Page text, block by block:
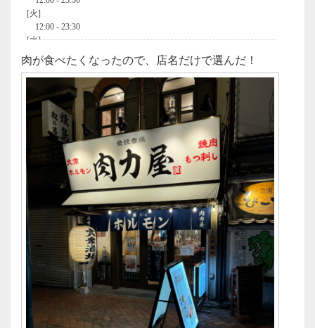
肉が食べたくなったので、店名だけで選んだ！